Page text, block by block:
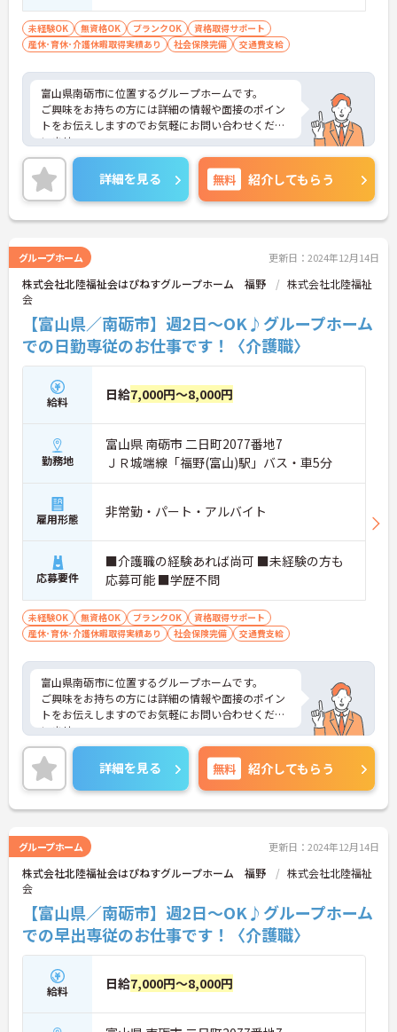
未経験OK 無資格OK ブランクOK
資格取得サポート
産休･育休･介護休暇取得実績あり
社会保険完備 交通費支給
富山県南砺市に位置するグループホームです。
ご興味をお持ちの方には詳細の情報や面接のポイン
トをお伝えしますのでお気軽にお問い合わせくださ
いませ。
詳細を見る 無料 紹介してもらう
グループホーム 更新日：2024年12月14日
株式会社北陸福祉会はぴねすグループホーム 福野
株式会社北陸福祉
会
【富山県／南砺市】週2日～OK♪グループホーム
での日勤専従のお仕事です！〈介護職〉
給料 日給7,000円～8,000円
勤務地
富山県 南砺市 二日町2077番地7
ＪＲ城端線「福野(富山)駅」バス・車5分
雇用形態 非常勤・パート・アルバイト
応募要件
■介護職の経験あれば尚可 ■未経験の方も
応募可能 ■学歴不問
未経験OK 無資格OK ブランクOK
資格取得サポート
産休･育休･介護休暇取得実績あり
社会保険完備 交通費支給
富山県南砺市に位置するグループホームです。
ご興味をお持ちの方には詳細の情報や面接のポイン
トをお伝えしますのでお気軽にお問い合わせくださ
いませ。
詳細を見る 無料 紹介してもらう
グループホーム 更新日：2024年12月14日
株式会社北陸福祉会はぴねすグループホーム 福野
株式会社北陸福祉
会
【富山県／南砺市】週2日～OK♪グループホーム
での早出専従のお仕事です！〈介護職〉
給料 日給7,000円～8,000円